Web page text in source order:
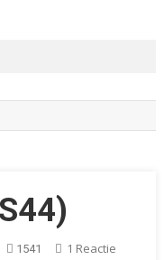
1541 1 ReactieOp